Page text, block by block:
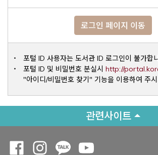
로그인 페이지 이동
포털 ID 사용자는 도서관 ID 로그인이 불가합
포털 ID 및 비밀번호 분실시 http://
"아이디/비밀번호 찾기" 기능을 이용하여 주
관련사이트
Opens a new window
Opens a new window
Opens a new window